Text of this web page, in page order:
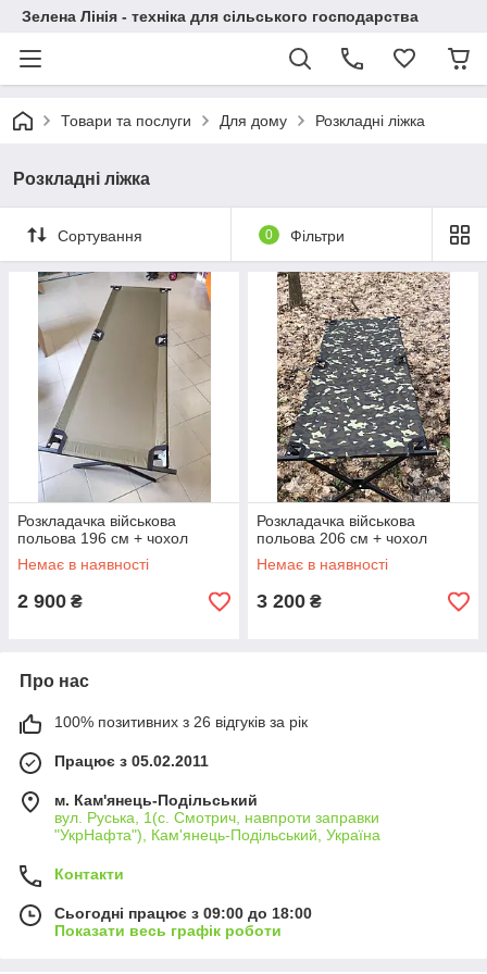
Зелена Лінія - техніка для сільського господарства
Товари та послуги Для дому Розкладні ліжка
Розкладні ліжка
Сортування 0 Фільтри
Розкладачка військова
польова 196 см + чохол
Немає в наявності
2 900 ₴
Розкладачка військова
польова 206 см + чохол
Немає в наявності
3 200 ₴
Про нас
100% позитивних з 26 відгуків за рік
Працює з 05.02.2011
м. Кам'янець-Подільський
вул. Руська, 1(с. Смотрич, навпроти заправки
"УкрНафта"), Кам'янець-Подільський, Україна
Контакти
Сьогодні працює з 09:00 до 18:00
Показати весь графік роботи